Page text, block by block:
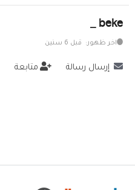
خدمات
beke _
اخر ظهور: قبل 6 سنين
إرسال رسالة متابعة